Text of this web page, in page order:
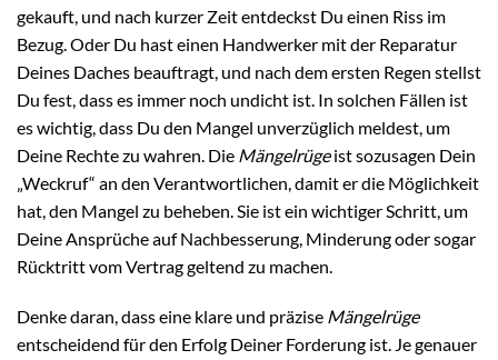
gekauft, und nach kurzer Zeit entdeckst Du einen Riss im
Bezug. Oder Du hast einen Handwerker mit der Reparatur
Deines Daches beauftragt, und nach dem ersten Regen stellst
Du fest, dass es immer noch undicht ist. In solchen Fällen ist
es wichtig, dass Du den Mangel unverzüglich meldest, um
Deine Rechte zu wahren. Die Mängelrügeist sozusagen Dein
„Weckruf“ an den Verantwortlichen, damit er die Möglichkeit
hat, den Mangel zu beheben. Sie ist ein wichtiger Schritt, um
Deine Ansprüche auf Nachbesserung, Minderung oder sogar
Rücktritt vom Vertrag geltend zu machen.
Denke daran, dass eine klare und präzise Mängelrüge
entscheidend für den Erfolg Deiner Forderung ist. Je genauer